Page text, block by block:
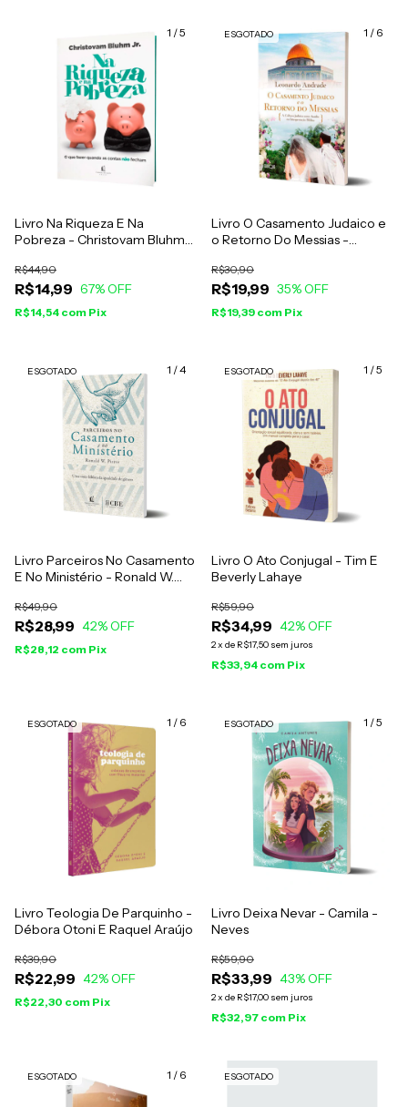
1 /5
Livro Na Riqueza E Na
Pobreza - Christovam Bluhm
R$14,99
R$44,90
67% OFF
R$14,54 com Pix
1 / 6
ESGOTADO
Livro O Casamento Judaico e
o Retorno Do Messias -
R$19,99
R$30,90
35% OFF
R$19,39 com Pix
1 /4
ESGOTADO
Livro Parceiros No Casamento
E No Ministério - Ronald W.
R$28,99
R$49,90
42% OFF
R$28,12 com Pix
1 /5
ESGOTADO
Livro O Ato Conjugal - Tim E
Beverly Lahaye
R$34,99
R$59,90
42% OFF
2x de R$17,50 sem juros
R$33,94 com Pix
1 / 6
ESGOTADO
Livro Teologia De Parquinho -
Débora Otoni E Raquel Araújo
R$22,99
R$39,90
42% OFF
R$22,30 com Pix
1 /5
ESGOTADO
Livro Deixa Nevar - Camila -
Neves
R$33,99
R$59,90
43% OFF
2x de R$17,00 sem juros
R$32,97 com Pix
1 / 6
ESGOTADO ESGOTADO